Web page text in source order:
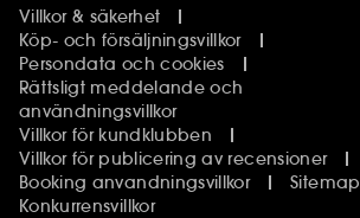
Villkor & säkerhet
Köp- och försäljningsvillkor
Persondata och cookies
Rättsligt meddelande och
användningsvillkor
Villkor för kundklubben
Villkor för publicering av recensioner
Booking anvandningsvillkor
Sitemap
Konkurrensvillkor